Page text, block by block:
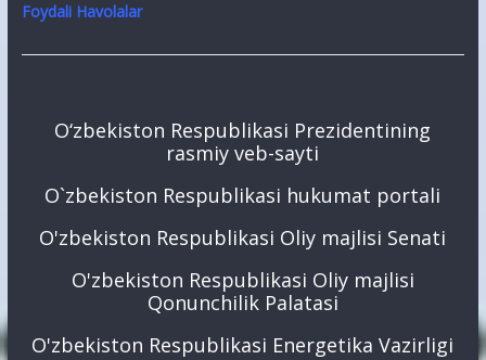
Foydali Havolalar
O‘zbekiston Respublikasi Prezidentining
rasmiy veb-sayti
O`zbekiston Respublikasi hukumat portali
O'zbekiston Respublikasi Oliy majlisi Senati
O'zbekiston Respublikasi Oliy majlisi
Qonunchilik Palatasi
O'zbekiston Respublikasi Energetika Vazirligi